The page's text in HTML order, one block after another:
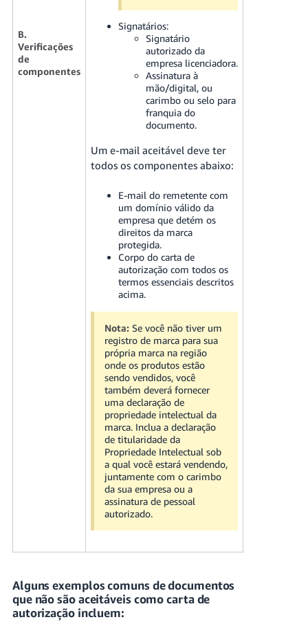
B.
Verificações
de
componentes
Signatários:
Signatário
autorizado da
empresa licenciadora.
Assinatura à
mão/digital, ou
carimbo ou selo para
franquia do
documento.
Um e-mail aceitável deve ter
todos os componentes abaixo:
E-mail do remetente com
um domínio válido da
empresa que detém os
direitos da marca
protegida.
Corpo do carta de
autorização com todos os
termos essenciais descritos
acima.
Nota: Se você não tiver um
registro de marca para sua
própria marca na região
onde os produtos estão
sendo vendidos, você
também deverá fornecer
uma declaração de
propriedade intelectual da
marca. Inclua a declaração
de titularidade da
Propriedade Intelectual sob
a qual você estará vendendo,
juntamente com o carimbo
da sua empresa ou a
assinatura de pessoal
autorizado.
Alguns exemplos comuns de documentos
que não são aceitáveis como carta de
autorização incluem: